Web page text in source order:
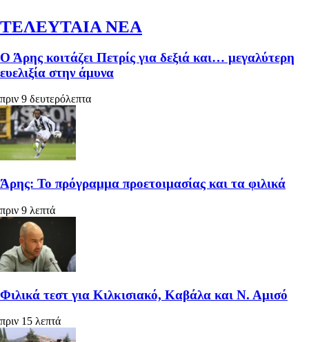
ΤΕΛΕΥΤΑΙΑ ΝΕΑ
Ο Άρης κοιτάζει Πετρίς για δεξιά και… μεγαλύτερη
ευελιξία στην άμυνα
πριν 9 δευτερόλεπτα
Άρης: Το πρόγραμμα προετοιμασίας και τα φιλικά
πριν 9 λεπτά
Φιλικά τεστ για Κιλκισιακό, Καβάλα και Ν. Αμισό
πριν 15 λεπτά